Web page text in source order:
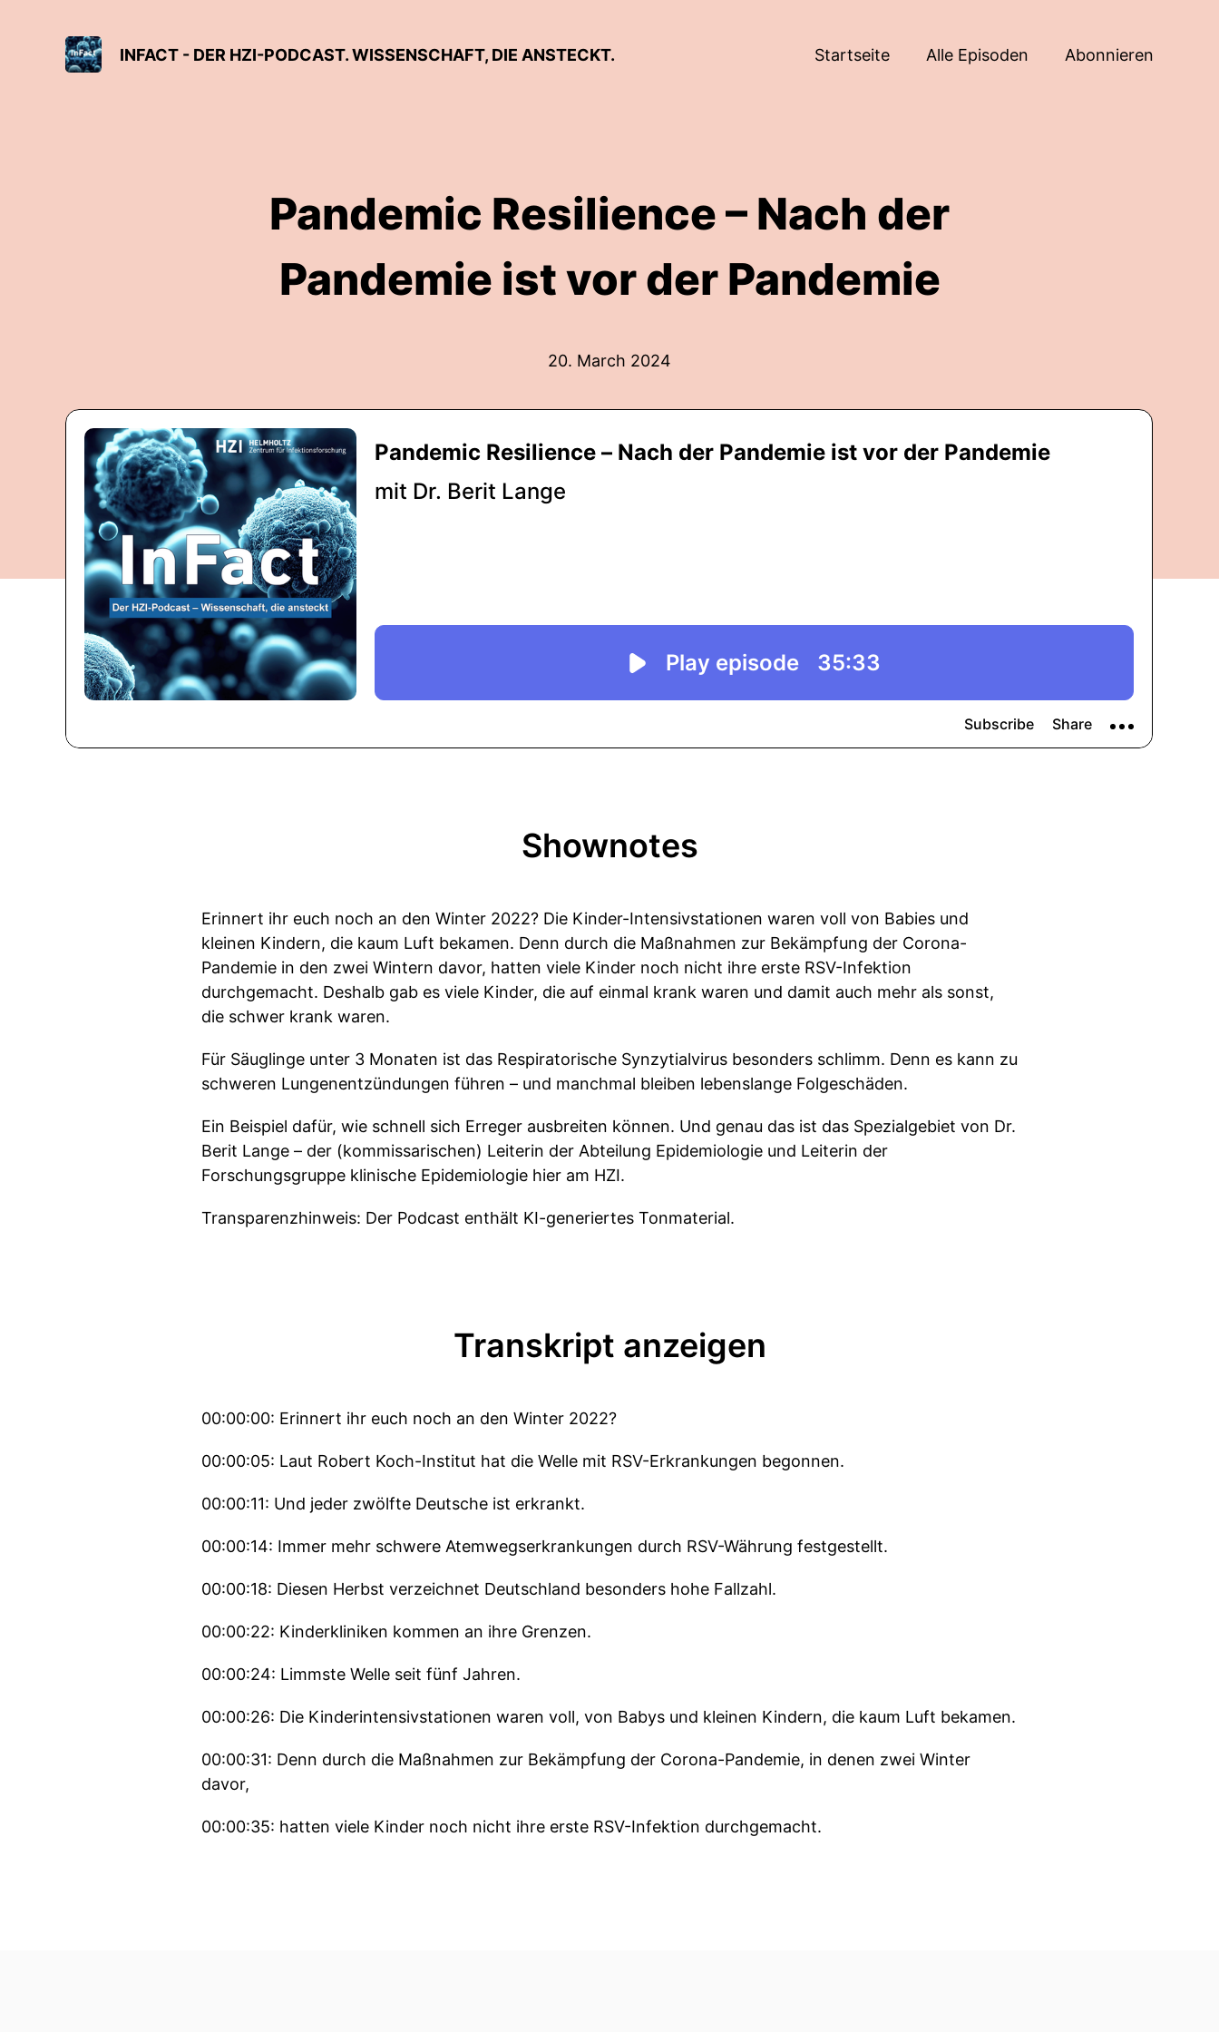
INFACT - DER HZI-PODCAST. WISSENSCHAFT, DIE ANSTECKT. Startseite Alle Episoden Abonnieren
Pandemic Resilience – Nach der
Pandemie ist vor der Pandemie
20. March 2024
Shownotes
Erinnert ihr euch noch an den Winter 2022? Die Kinder-Intensivstationen waren voll von Babies und
kleinen Kindern, die kaum Luft bekamen. Denn durch die Maßnahmen zur Bekämpfung der Corona-
Pandemie in den zwei Wintern davor, hatten viele Kinder noch nicht ihre erste RSV-Infektion
durchgemacht. Deshalb gab es viele Kinder, die auf einmal krank waren und damit auch mehr als sonst,
die schwer krank waren.
Für Säuglinge unter 3 Monaten ist das Respiratorische Synzytialvirus besonders schlimm. Denn es kann zu
schweren Lungenentzündungen führen – und manchmal bleiben lebenslange Folgeschäden.
Ein Beispiel dafür, wie schnell sich Erreger ausbreiten können. Und genau das ist das Spezialgebiet von Dr.
Berit Lange – der (kommissarischen) Leiterin der Abteilung Epidemiologie und Leiterin der
Forschungsgruppe klinische Epidemiologie hier am HZI.
Transparenzhinweis: Der Podcast enthält KI-generiertes Tonmaterial.
Transkript anzeigen
00:00:00: Erinnert ihr euch noch an den Winter 2022?
00:00:05: Laut Robert Koch-Institut hat die Welle mit RSV-Erkrankungen begonnen.
00:00:11: Und jeder zwölfte Deutsche ist erkrankt.
00:00:14: Immer mehr schwere Atemwegserkrankungen durch RSV-Währung festgestellt.
00:00:18: Diesen Herbst verzeichnet Deutschland besonders hohe Fallzahl.
00:00:22: Kinderkliniken kommen an ihre Grenzen.
00:00:24: Limmste Welle seit fünf Jahren.
00:00:26: Die Kinderintensivstationen waren voll, von Babys und kleinen Kindern, die kaum Luft bekamen.
00:00:31: Denn durch die Maßnahmen zur Bekämpfung der Corona-Pandemie, in denen zwei Winter
davor,
00:00:35: hatten viele Kinder noch nicht ihre erste RSV-Infektion durchgemacht.